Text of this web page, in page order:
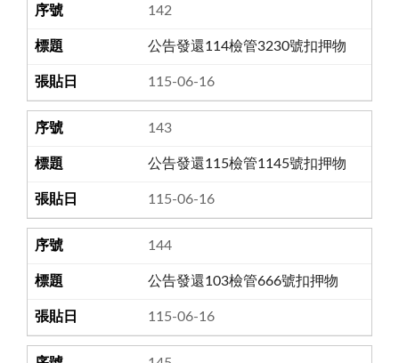
142
公告發還114檢管3230號扣押物
115-06-16
143
公告發還115檢管1145號扣押物
115-06-16
144
公告發還103檢管666號扣押物
115-06-16